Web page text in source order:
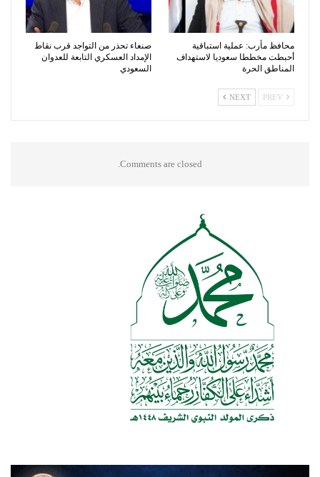
محافظ مأرب: عملية استباقية
أحبطت مخططا سعوديا لاستهداف
المناطق الحرة
صنعاء تحذر من التواجد قرب نقاط
الإمداد العسكري التابعة للعدوان
السعودي
NEXT
Comments are closed.